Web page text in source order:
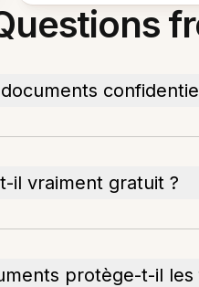
il vraiment gratuit ?
protège-t-il les